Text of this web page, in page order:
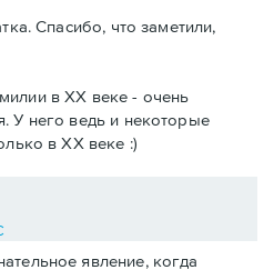
Спасибо, что заметили,
в ХХ веке - очень
У него ведь и некоторые
в ХХ веке :)
явление, когда